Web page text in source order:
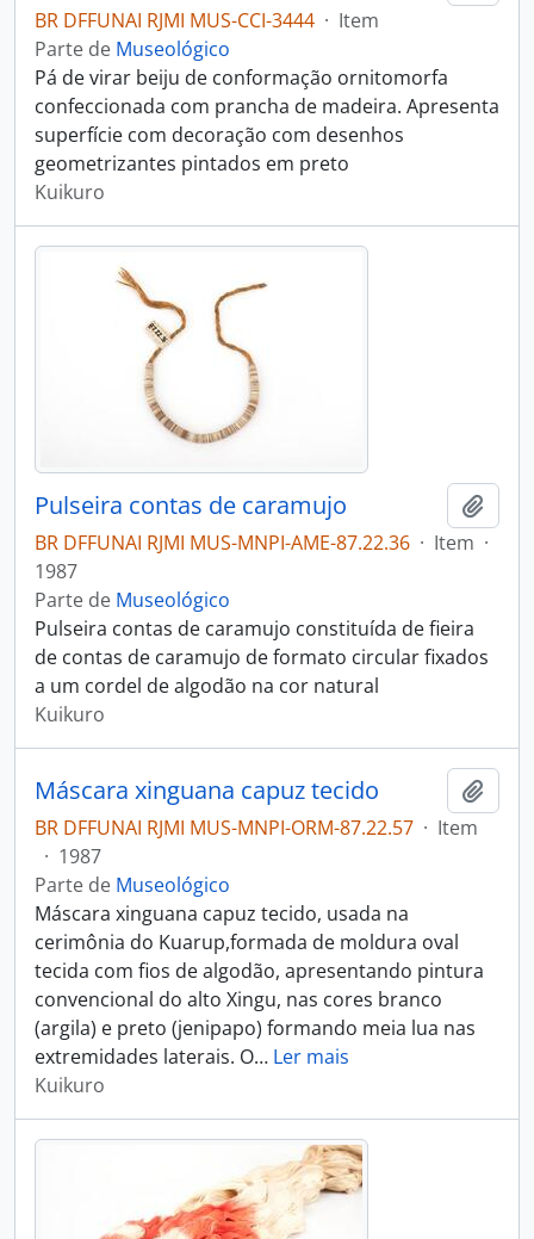
BR DFFUNAI RJMI MUS-CCI-3444 · Item
Parte de Museológico
Pá de virar beiju de conformação ornitomorfa
confeccionada com prancha de madeira. Apresenta
superfície com decoração com desenhos
geometrizantes pintados em preto
Kuikuro
Pulseira contas de caramujo
BR DFFUNAI RJMI MUS-MNPI-AME-87.22.36 · Item ·
1987
Parte de Museológico
Pulseira contas de caramujo constituída de fieira
de contas de caramujo de formato circular fixados
a um cordel de algodão na cor natural
Kuikuro
Máscara xinguana capuz tecido
BR DFFUNAI RJMI MUS-MNPI-ORM-87.22.57 · Item
· 1987
Parte de Museológico
Máscara xinguana capuz tecido, usada na
cerimônia do Kuarup,formada de moldura oval
tecida com fios de algodão, apresentando pintura
convencional do alto Xingu, nas cores branco
(argila) e preto (jenipapo) formando meia lua nas
extremidades laterais. O… Ler mais
Kuikuro